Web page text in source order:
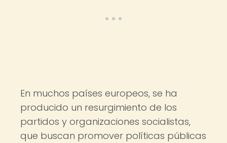
En muchos países europeos, se ha
producido un resurgimiento de los
partidos y organizaciones socialistas,
que buscan promover políticas públicas